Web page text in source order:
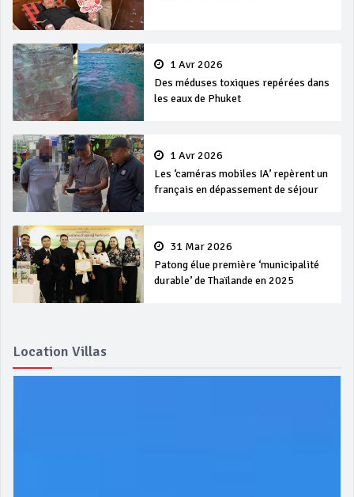
1 Avr 2026
Des méduses toxiques repérées dans
les eaux de Phuket
1 Avr 2026
Les ‘caméras mobiles IA’ repèrent un
français en dépassement de séjour
31 Mar 2026
Patong élue première ‘municipalité
durable’ de Thaïlande en 2025
Location Villas